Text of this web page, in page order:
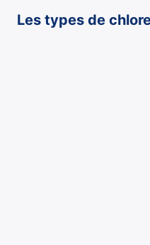
Les types de